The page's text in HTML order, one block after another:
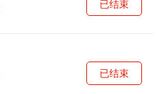
已结束
已结束